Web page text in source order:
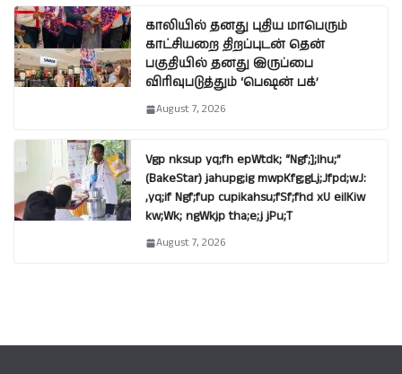
காலியில் தனது புதிய மாபெரும்
காட்சியறை திறப்புடன் தென்
பகுதியில் தனது இருப்பை
விரிவுபடுத்தும் ‘பெஷன் பக்’
August 7, 2026
Vgp nksup yq;fh epWtdk; “Ngf;];lhu;”
(BakeStar) jahupg;ig mwpKfg;gLj;Jfpd;wJ:
,yq;if Ngf;fup cupikahsu;fSf;fhd xU eilKiw
kw;Wk; ngWkjp tha;e;j jPu;T
August 7, 2026